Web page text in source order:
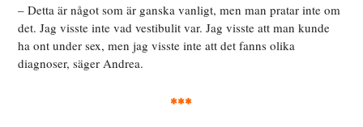
– Detta är något som är ganska vanligt, men man pratar inte om
det. Jag visste inte vad vestibulit var. Jag visste att man kunde
ha ont under sex, men jag visste inte att det fanns olika
diagnoser, säger Andrea.
***